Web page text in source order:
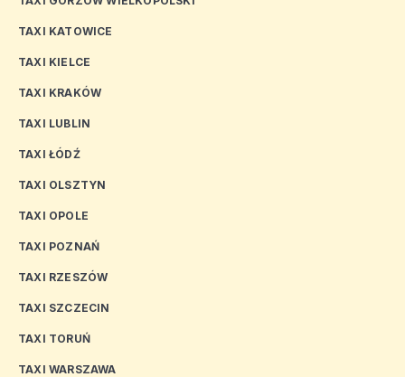
TAXI KATOWICE
TAXI KIELCE
TAXI KRAKÓW
TAXI LUBLIN
TAXI ŁÓDŹ
TAXI OLSZTYN
TAXI OPOLE
TAXI POZNAŃ
TAXI RZESZÓW
TAXI SZCZECIN
TAXI TORUŃ
TAXI WARSZAWA